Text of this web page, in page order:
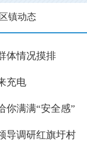
镇动态
体情况摸排
充电
你满满“安全感”
导调研红旗圩村